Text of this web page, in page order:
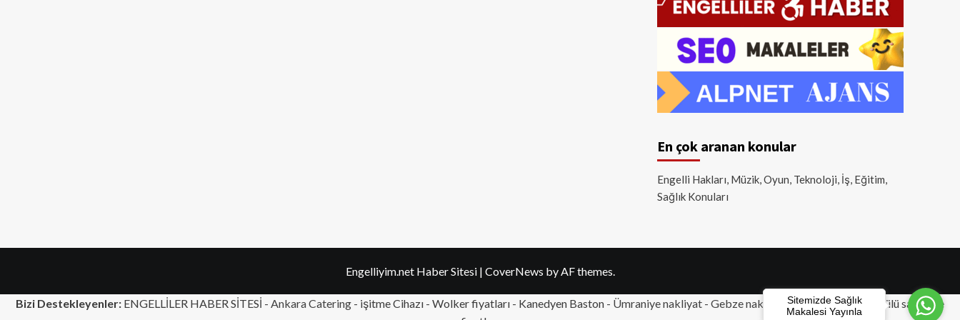
En çok aranan konular
Engelli Hakları, Müzik, Oyun, Teknoloji, İş, Eğitim,
Sağlık Konuları
Engelliyim.net Haber Sitesi | CoverNews by AF themes.
Bizi Destekleyenler: ENGELLİLER HABER SİTESİ - Ankara Catering - işitme Cihazı - Wolker fiyatları - Kanedyen Baston - Ümraniye nakliyat - Gebze nakliyat -Tuzla nakliyat - Akülü sandalye
Sitemizde Sağlık
Makalesi Yayınla